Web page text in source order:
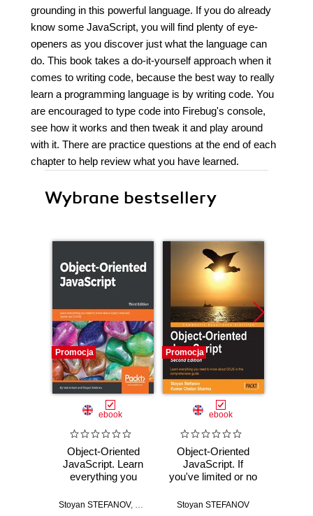
grounding in this powerful language. If you do already
know some JavaScript, you will find plenty of eye-
openers as you discover just what the language can
do. This book takes a do-it-yourself approach when it
comes to writing code, because the best way to really
learn a programming language is by writing code. You
are encouraged to type code into Firebug's console,
see how it works and then tweak it and play around
with it. There are practice questions at the end of each
chapter to help review what you have learned.
Wybrane bestsellery
Promocja
ebook
Object-Oriented
JavaScript. Learn
everything you
object-oriented
Stoyan STEFANOV, Ved Antani
Promocja
ebook
Object-Oriented
JavaScript. If
you've limited or no
JavaScript, this
Stoyan STEFANOV